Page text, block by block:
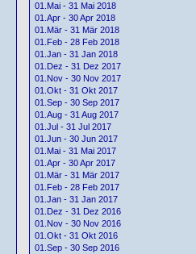
01.Mai - 31 Mai 2018
01.Apr - 30 Apr 2018
01.Mär - 31 Mär 2018
01.Feb - 28 Feb 2018
01.Jan - 31 Jan 2018
01.Dez - 31 Dez 2017
01.Nov - 30 Nov 2017
01.Okt - 31 Okt 2017
01.Sep - 30 Sep 2017
01.Aug - 31 Aug 2017
01.Jul - 31 Jul 2017
01.Jun - 30 Jun 2017
01.Mai - 31 Mai 2017
01.Apr - 30 Apr 2017
01.Mär - 31 Mär 2017
01.Feb - 28 Feb 2017
01.Jan - 31 Jan 2017
01.Dez - 31 Dez 2016
01.Nov - 30 Nov 2016
01.Okt - 31 Okt 2016
01.Sep - 30 Sep 2016